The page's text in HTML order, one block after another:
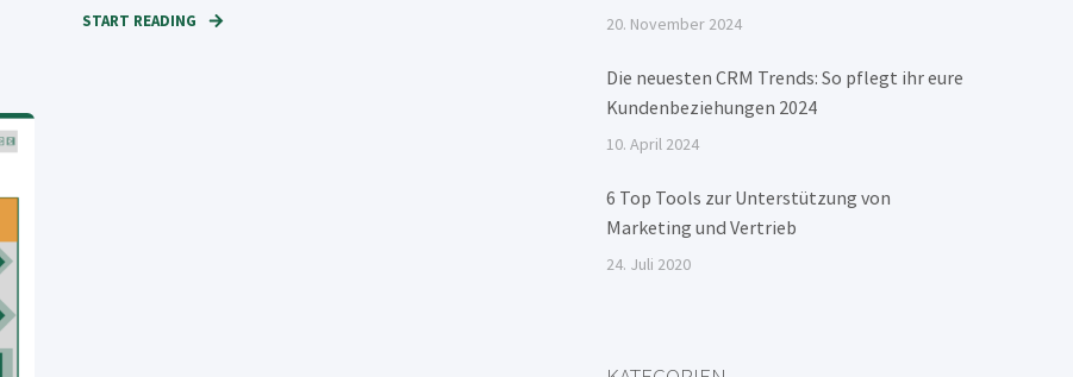
START READING 20. November 2024
Die neuesten CRM Trends: So pflegt ihr eure
Kundenbeziehungen 2024
10. April 2024
6 Top Tools zur Unterstützung von
Marketing und Vertrieb
24. Juli 2020